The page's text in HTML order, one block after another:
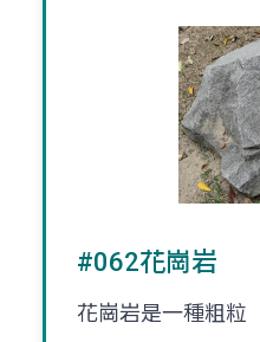
#062花崗岩
花崗岩是一種粗粒